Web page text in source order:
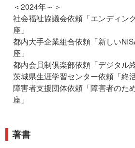
＜2024年～＞
社会福祉協議会依頼「エンディン
座」
都内大手企業組合依頼「新しい
座」
都内会員制倶楽部依頼「デジタル
茨城県生涯学習センター依頼「終
障害者支援団体依頼「障害者のた
座」
著書